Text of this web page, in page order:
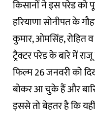
किसानों ने इस परेड को
हरियाणा सोनीपत के
कुमार, ओमसिंह, रोहित
ट्रैक्टर परेड के बारे में
फिल्म 26 जनवरी को
बोकर आ चुके हैं और
इससे तो बेहतर है कि